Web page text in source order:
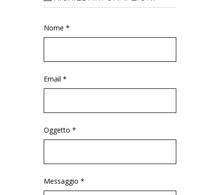
Nome *
Email *
Oggetto *
Messaggio *